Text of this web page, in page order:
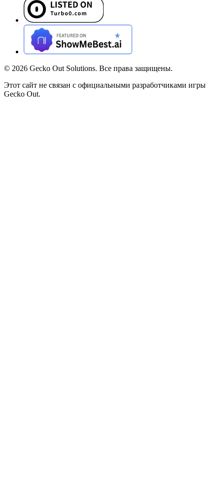
© 2026 Gecko Out Solutions. Все права защищены.
Этот сайт не связан с официальными разработчиками игры
Gecko Out.